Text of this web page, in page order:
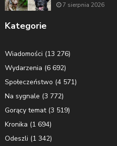
7 sierpnia 2026
Kategorie
Wiadomości (13 276)
Wydarzenia (6 692)
Społeczeństwo (4 571)
Na sygnale (3 772)
Gorący temat(3 519)
Kronika (1 694)
Odeszli (1 342)